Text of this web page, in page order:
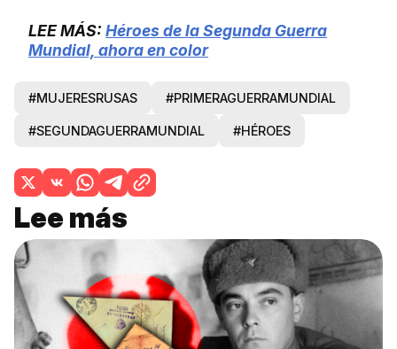
LEE MÁS: Héroes de la Segunda Guerra
Mundial, ahora en color
#MUJERESRUSAS #PRIMERAGUERRAMUNDIAL
#SEGUNDAGUERRAMUNDIAL #HÉROES
Lee más